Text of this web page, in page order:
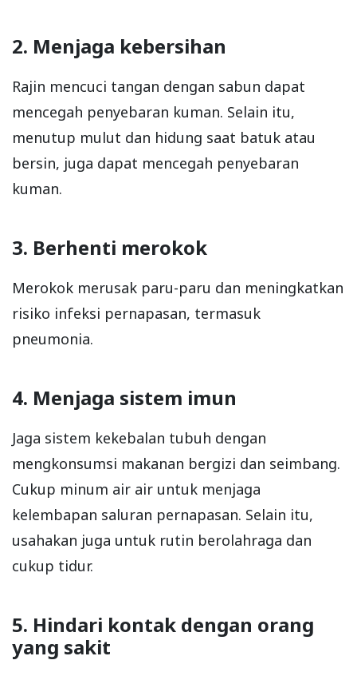
2. Menjaga kebersihan
Rajin mencuci tangan dengan sabun dapat
mencegah penyebaran kuman. Selain itu,
menutup mulut dan hidung saat batuk atau
bersin, juga dapat mencegah penyebaran
kuman.
3. Berhenti merokok
Merokok merusak paru-paru dan meningkatkan
risiko infeksi pernapasan, termasuk
pneumonia.
4. Menjaga sistem imun
Jaga sistem kekebalan tubuh dengan
mengkonsumsi makanan bergizi dan seimbang.
Cukup minum air air untuk menjaga
kelembapan saluran pernapasan. Selain itu,
usahakan juga untuk rutin berolahraga dan
cukup tidur.
5. Hindari kontak dengan orang
yang sakit